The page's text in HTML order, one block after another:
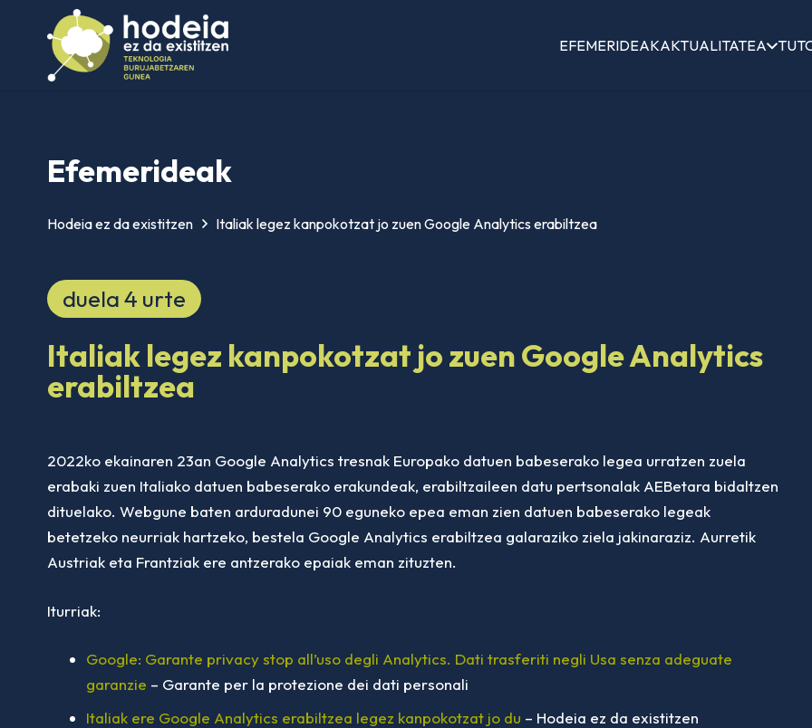
EFEMERIDEAKAKTUALITATEA
Efemerideak
Hodeia ez da existitzen Italiak legez kanpokotzat jo zuen Google Analytics erabiltzea
duela 4 urte
Italiak legez kanpokotzat jo zuen Google Analytics
erabiltzea
2022ko ekainaren 23an Google Analytics tresnak Europako datuen babeserako legea urratzen zuela
erabaki zuen Italiako datuen babeserako erakundeak, erabiltzaileen datu pertsonalak AEBetara bidaltzen
dituelako. Webgune baten arduradunei 90 eguneko epea eman zien datuen babeserako legeak
betetzeko neurriak hartzeko, bestela Google Analytics erabiltzea galaraziko ziela jakinaraziz. Aurretik
Austriak eta Frantziak ere antzerako epaiak eman zituzten.
Iturriak:
Google: Garante privacy stop all’uso degli Analytics. Dati trasferiti negli Usa senza adeguate
garanzie – Garante per la protezione dei dati personali
Italiak ere Google Analytics erabiltzea legez kanpokotzat jo du – Hodeia ez da existitzen